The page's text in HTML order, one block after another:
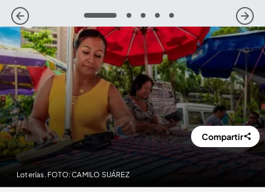
1 2 3 4 5
Loterías. FOTO: CAMILO SUÁREZ
Compartir